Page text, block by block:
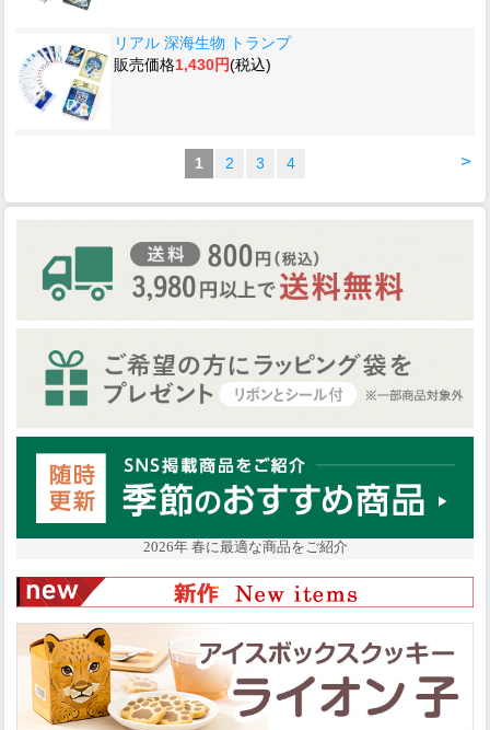
リアル 深海生物 トランプ
販売価格1,430円(税込)
>
1 2 3 4